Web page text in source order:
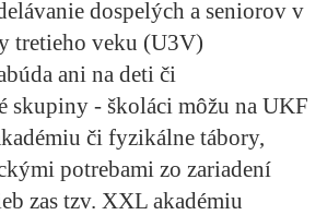
dospelých a seniorov v
tretieho veku (U3V)
ani na deti či
skupiny - školáci môžu na UKF
či fyzikálne tábory,
potrebami zo zariadení
zas tzv. XXL akadémiu